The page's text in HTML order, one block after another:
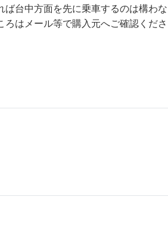
台中方面を先に乗車するのは構わな
はメール等で購入元へご確認くださ